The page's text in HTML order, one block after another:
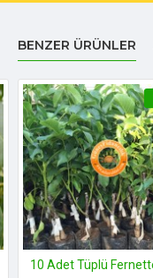
BENZER ÜRÜNLER